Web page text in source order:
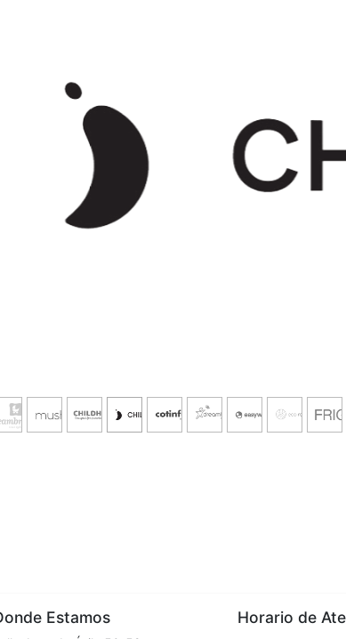
Estamos Horario de